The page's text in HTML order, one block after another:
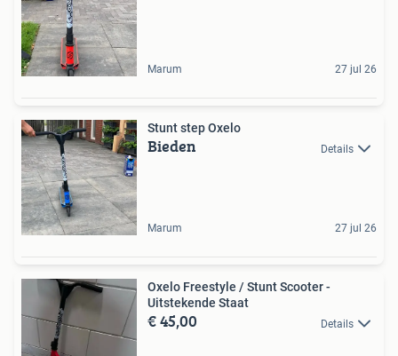
Marum 27 jul 26
Stunt step Oxelo
Bieden Details
Marum 27 jul 26
Oxelo Freestyle / Stunt Scooter -
Uitstekende Staat
€ 45,00 Details